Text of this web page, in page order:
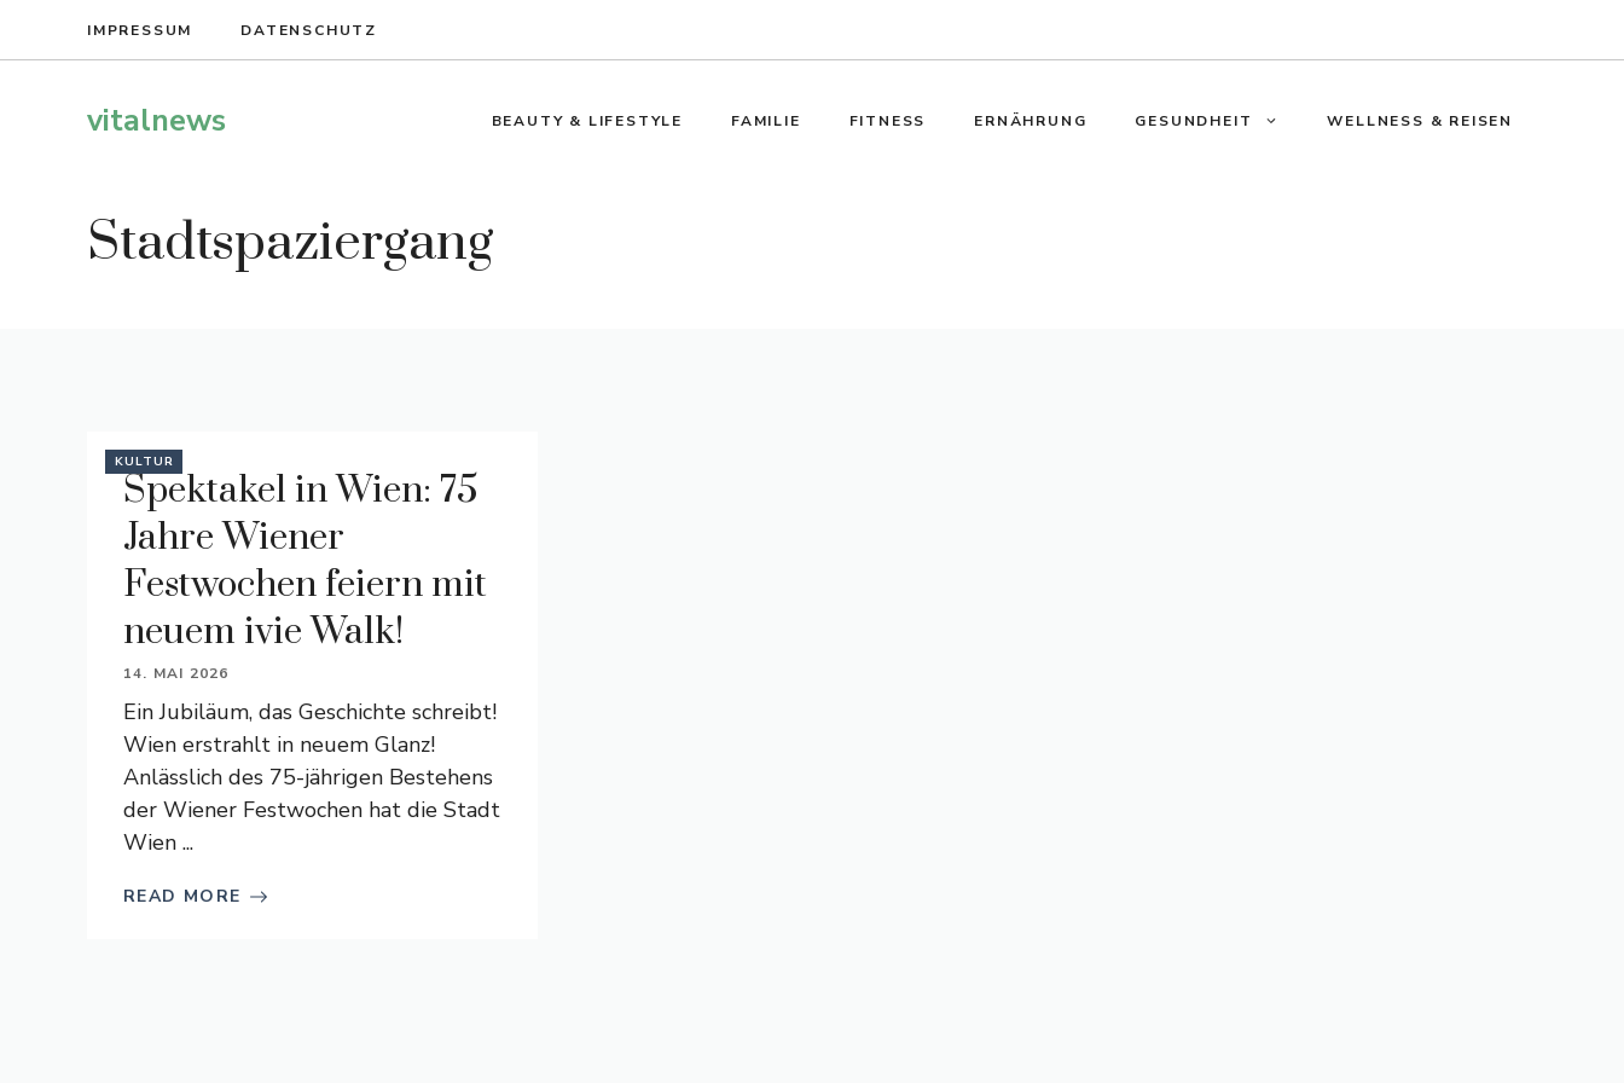
IMPRESSUM DATENSCHUTZ
vitalnews BEAUTY & LIFESTYLE FAMILIE FITNESS ERNÄHRUNG GESUNDHEIT WELLNESS & REISEN
Stadtspaziergang
KULTUR
Spektakel in Wien: 75
Jahre Wiener
Festwochen feiern mit
neuem ivie Walk!
14. MAI 2026
Ein Jubiläum, das Geschichte schreibt!
Wien erstrahlt in neuem Glanz!
Anlässlich des 75-jährigen Bestehens
der Wiener Festwochen hat die Stadt
Wien ...
READ MORE